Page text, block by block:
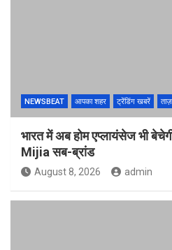
NEWSBEAT आपका शहर ट्रेंडिंग खबरें
भारत में अब होम एप्लायंसेज भी
Mijia सब-ब्रांड
August 8, 2026 admin